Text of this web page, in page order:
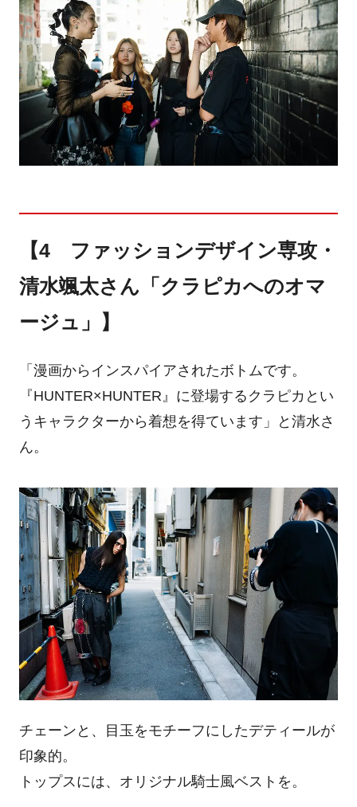
【4 ファッションデザイン専攻・
清水颯太さん「クラピカへのオマ
ージュ」】
「漫画からインスパイアされたボトムです。
『HUNTER×HUNTER』に登場するクラピカとい
うキャラクターから着想を得ています」と清水さ
ん。
チェーンと、目玉をモチーフにしたデティールが
印象的。
トップスには、オリジナル騎士風ベストを。